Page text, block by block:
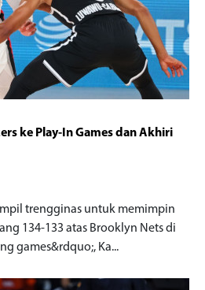
ke Play-In Games dan Akhiri
trengginas untuk memimpin
134-133 atas Brooklyn Nets di
games&rdquo;, Ka...